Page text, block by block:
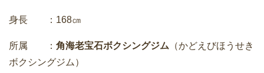
身長 ：168㎝
所属 ： 角海老宝石ボクシングジム （かどえびほうせき
ボクシングジム）